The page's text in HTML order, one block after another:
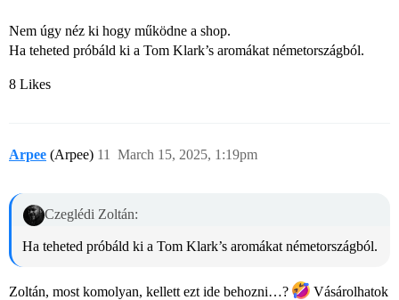
Nem úgy néz ki hogy működne a shop.
Ha teheted próbáld ki a Tom Klark’s aromákat németországból.
8 Likes
Arpee (Arpee) March 15, 2025, 1:19pm
11
Czeglédi Zoltán:
Ha teheted próbáld ki a Tom Klark’s aromákat németországból.
Zoltán, most komolyan, kellett ezt ide behozni…?
Vásárolhatok